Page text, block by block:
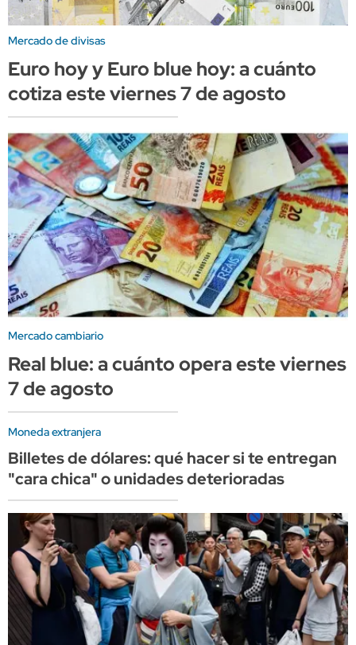
Mercado de divisas
Euro hoy y Euro blue hoy: a cuánto
cotiza este viernes 7 de agosto
Mercado cambiario
Real blue: a cuánto opera este viernes
7 de agosto
Moneda extranjera
Billetes de dólares: qué hacer si te entregan
"cara chica" o unidades deterioradas